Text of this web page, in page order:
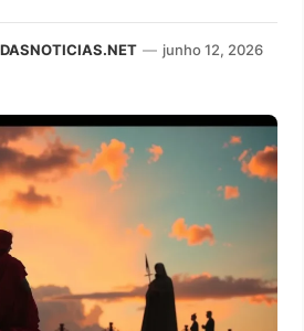
— junho 12, 2026